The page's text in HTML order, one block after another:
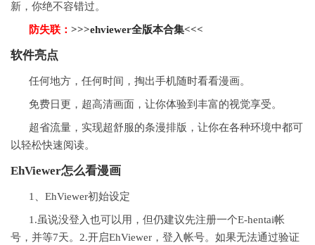
新，你绝不容错过。
防失联： >>>ehviewer全版本合集<<<
软件亮点
任何地方，任何时间，掏出手机随时看看漫画。
免费日更，超高清画面，让你体验到丰富的视觉享受。
超省流量，实现超舒服的条漫排版，让你在各种环境中都可
以轻松快速阅读。
EhViewer怎么看漫画
1、EhViewer初始设定
1.虽说没登入也可以用，但仍建议先注册一个E-hentai帐
号，并等7天。2.开启EhViewer，登入帐号。如果无法通过验证